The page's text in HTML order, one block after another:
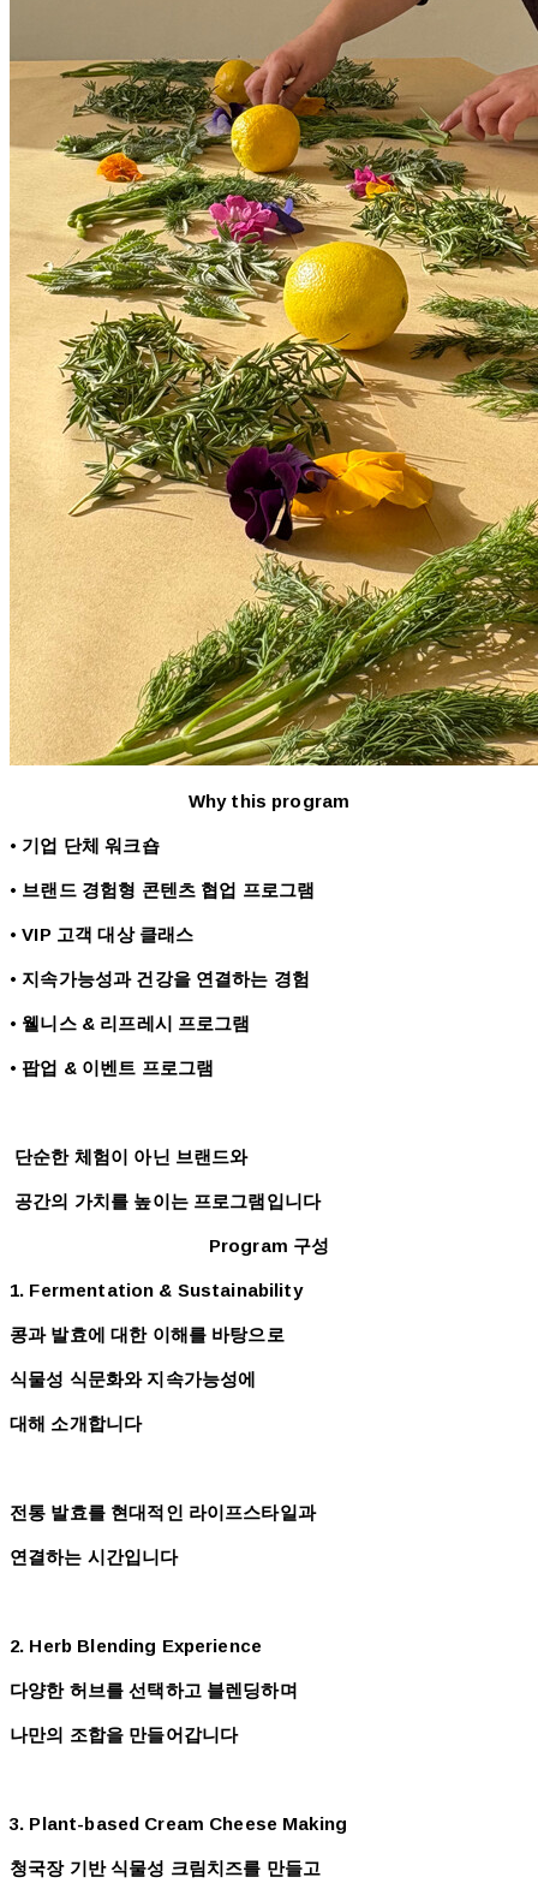
Why this program
• 기업 단체 워크숍
• 브랜드 경험형 콘텐츠 협업 프로그램
• VIP 고객 대상 클래스
• 지속가능성과 건강을 연결하는 경험
• 웰니스 & 리프레시 프로그램
• 팝업 & 이벤트 프로그램
단순한 체험이 아닌 브랜드와
공간의 가치를 높이는 프로그램입니다
Program 구성
1. Fermentation & Sustainability
콩과 발효에 대한 이해를 바탕으로
식물성 식문화와 지속가능성에
대해 소개합니다
전통 발효를 현대적인 라이프스타일과
연결하는 시간입니다
2. Herb Blending Experience
다양한 허브를 선택하고 블렌딩하며
나만의 조합을 만들어갑니다
3. Plant-based Cream Cheese Making
청국장 기반 식물성 크림치즈를 만들고